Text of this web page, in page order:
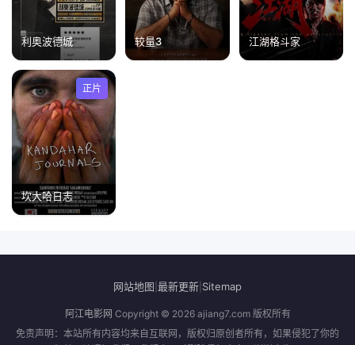
利奥波德城 较量3 江湖格斗家
正片
坎大哈日志
网站地图 最新更新 Sitemap
阿江电影网 Copyright © 2026 ajiang7.com 版权所有
免责声明：本站所有内容均来自互联网，版权归原创者所有，如果侵犯了你的